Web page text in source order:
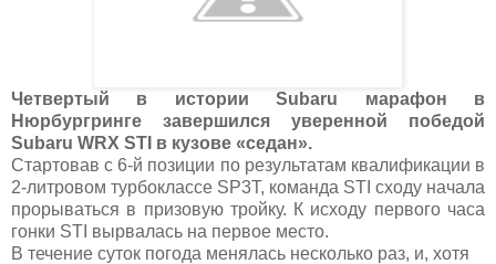
Четвертый в истории Subaru марафон в
Нюрбургринге завершился уверенной победой
Subaru WRX STI в кузове «седан».
Стартовав с 6-й позиции по результатам квалификации в
2-литровом турбоклассе SP3T, команда STI сходу начала
прорываться в призовую тройку. К исходу первого часа
гонки STI вырвалась на первое место.
В течение суток погода менялась несколько раз, и, хотя